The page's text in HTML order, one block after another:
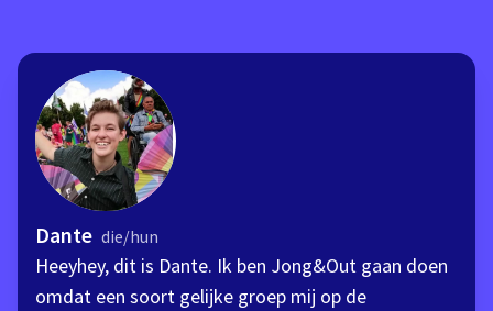
Dante die/hun
Heeyhey, dit is Dante. Ik ben Jong&Out gaan doen
omdat een soort gelijke groep mij op de